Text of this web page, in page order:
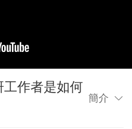
工作者是如何
簡介